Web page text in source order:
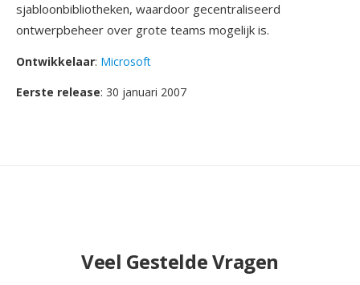
sjabloonbibliotheken, waardoor gecentraliseerd
ontwerpbeheer over grote teams mogelijk is.
Ontwikkelaar: Microsoft
Eerste release: 30 januari 2007
Veel Gestelde Vragen